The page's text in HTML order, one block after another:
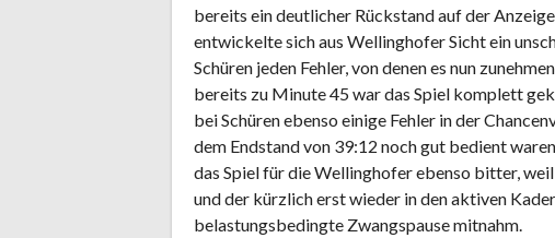
bereits ein deutlicher Rückstand auf der
entwickelte sich aus Wellinghofer Sicht ein
Schüren jeden Fehler, von denen es nun
bereits zu Minute 45 war das Spiel komplett
bei Schüren ebenso einige Fehler in der
dem Endstand von 39:12 noch gut bedient
das Spiel für die Wellinghofer ebenso bitter,
und der kürzlich erst wieder in den aktiven
belastungsbedingte Zwangspause mitnahm.